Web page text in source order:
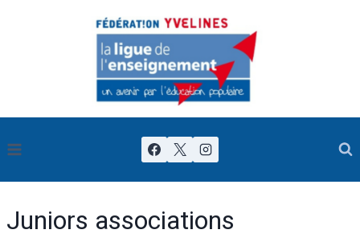
Juniors associations